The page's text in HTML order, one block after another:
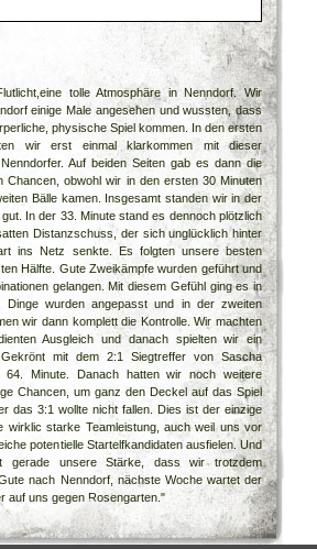
tolle Atmosphäre in Nenndorf. Wir
einige Male angesehen und wussten, dass
physische Spiel kommen. In den ersten
wir erst einmal klarkommen mit dieser
Auf beiden Seiten gab es dann die
Chancen, obwohl wir in den ersten 30 Minuten
Bälle kamen. Insgesamt standen wir in der
In der 33. Minute stand es dennoch plötzlich
Distanzschuss, der sich unglücklich hinter
ins Netz senkte. Es folgten unsere besten
Hälfte. Gute Zweikämpfe wurden geführt und
gelangen. Mit diesem Gefühl ging es in
Dinge wurden angepasst und in der zweiten
wir dann komplett die Kontrolle. Wir machten
Ausgleich und danach spielten wir ein
mit dem 2:1 Siegtreffer von Sascha
Minute. Danach hatten wir noch weitere
Chancen, um ganz den Deckel auf das Spiel
das 3:1 wollte nicht fallen. Dies ist der einzige
wirklic starke Teamleistung, auch weil uns vor
potentielle Startelfkandidaten ausfielen. Und
gerade unsere Stärke, dass wir trotzdem
nach Nenndorf, nächste Woche wartet der
auf uns gegen Rosengarten."